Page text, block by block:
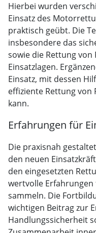
Hierbei wurden
Einsatz des
praktisch geübt. Die
insbesondere das
sowie die Rettung
Einsatzlagen.
Einsatz, mit dessen
effiziente Rettung
kann.
Erfahrungen für
Die praxisnah
den neuen
den eingesetzten
wertvolle Erfahrungen
sammeln. Die
wichtigen Beitrag zur
Handlungssicherheit